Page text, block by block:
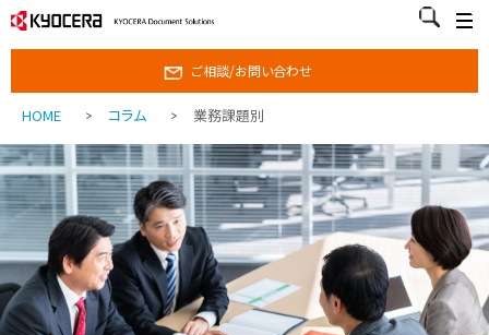
ご相談/お問い合わせ
HOME コラム 業務課題別